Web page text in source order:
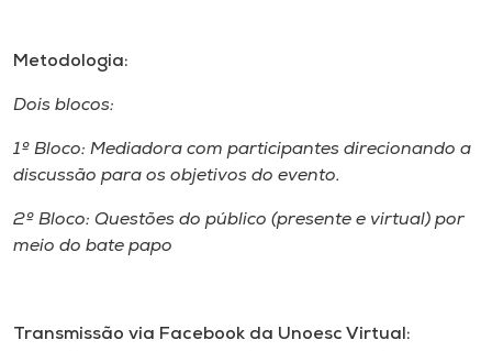
Metodologia:
Dois blocos:
1º Bloco: Mediadora com participantes direcionando a
discussão para os objetivos do evento.
2º Bloco: Questões do público (presente e virtual) por
meio do bate papo
Transmissão via Facebook da Unoesc Virtual: